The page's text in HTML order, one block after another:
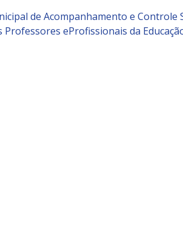
de Acompanhamento e Controle
eProfissionais da